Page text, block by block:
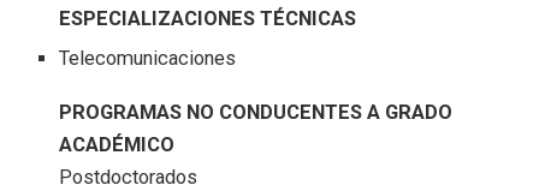
ESPECIALIZACIONES TÉCNICAS
Telecomunicaciones
PROGRAMAS NO CONDUCENTES A GRADO
ACADÉMICO
Postdoctorados